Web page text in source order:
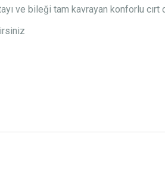
ve bileği tam kavrayan konforlu cırt